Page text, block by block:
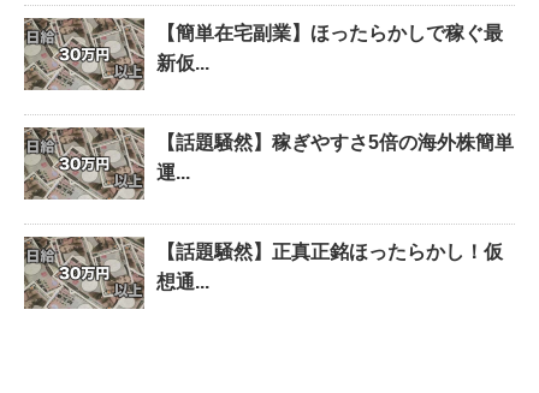
【簡単在宅副業】ほったらかしで稼ぐ最
新仮...
【話題騒然】稼ぎやすさ5倍の海外株簡単
運...
【話題騒然】正真正銘ほったらかし！仮
想通...